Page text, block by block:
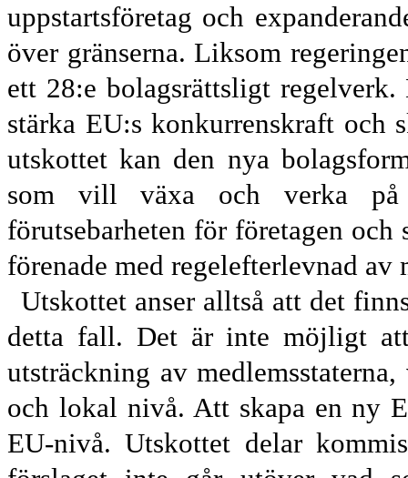
uppstartsföretag och
över gränserna. Liksom
ett 28:e bolagsrättsligt
stärka EU:s konkurrenskraft och
utskottet kan den nya
som vill växa och verka på
förutsebarheten för företagen
förenade med regelefterlevnad av
Utskottet anser alltså att det
detta fall. Det är inte möjligt
utsträckning av
och lokal nivå. Att skapa en ny
EU-nivå. Utskottet delar